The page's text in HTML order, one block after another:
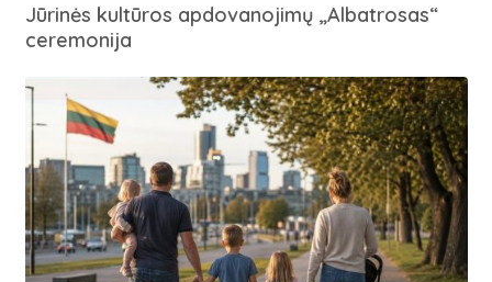
Jūrinės kultūros apdovanojimų „Albatrosas“
ceremonija